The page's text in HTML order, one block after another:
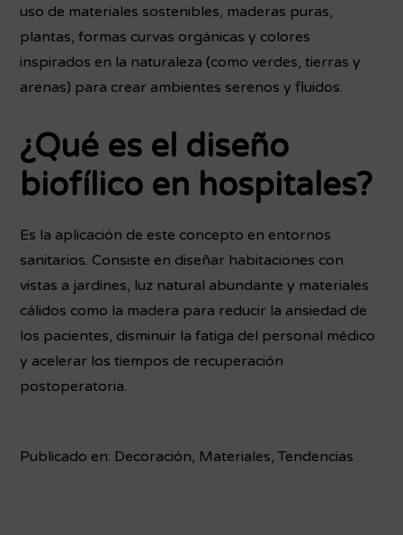
uso de materiales sostenibles, maderas puras,
plantas, formas curvas orgánicas y colores
inspirados en la naturaleza (como verdes, tierras y
arenas) para crear ambientes serenos y fluidos.
¿Qué es el diseño
biofílico en hospitales?
Es la aplicación de este concepto en entornos
sanitarios. Consiste en diseñar habitaciones con
vistas a jardines, luz natural abundante y materiales
cálidos como la madera para reducir la ansiedad de
los pacientes, disminuir la fatiga del personal médico
y acelerar los tiempos de recuperación
postoperatoria.
Publicado en: Decoración, Materiales,Tendencias